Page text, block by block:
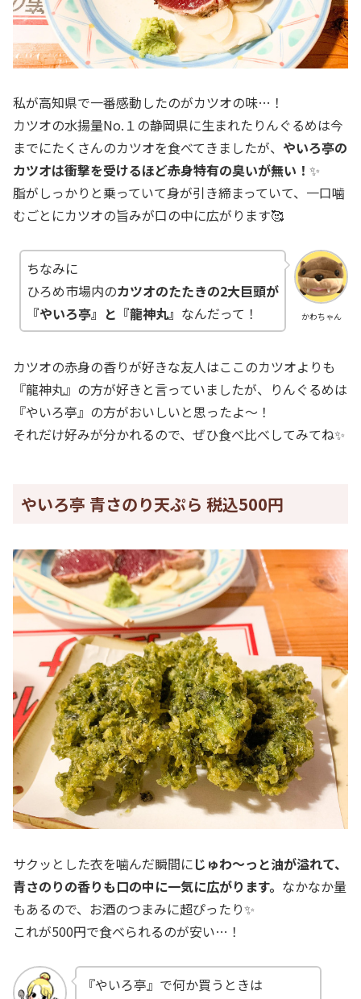
私が高知県で一番感動したのがカツオの味…！
カツオの水揚量No.１の静岡県に生まれたりんぐるめは今
までにたくさんのカツオを食べてきましたが、 やいろ亭の
カツオは衝撃を受けるほど赤身特有の臭いが無い！ ✨
脂がしっかりと乗っていて身が引き締まっていて、一口噛
むごとにカツオの旨みが口の中に広がります🥰
かわちゃん
ちなみに
ひろめ市場内のカツオのたたきの2大巨頭が
『やいろ亭』と『龍神丸』 なんだって！
カツオの赤身の香りが好きな友人はここのカツオよりも
『龍神丸』の方が好きと言っていましたが、りんぐるめは
『やいろ亭』の方がおいしいと思ったよ～！
それだけ好みが分かれるので、ぜひ食べ比べしてみてね✨
やいろ亭 青さのり天ぷら 税込500円
サクッとした衣を噛んだ瞬間にじゅわ～っと油が溢れて、
青さのりの香りも口の中に一気に広がります。 なかなか量
もあるので、お酒のつまみに超ぴったり✨
これが500円で食べられるのが安い…！
『やいろ亭』で何か買うときは